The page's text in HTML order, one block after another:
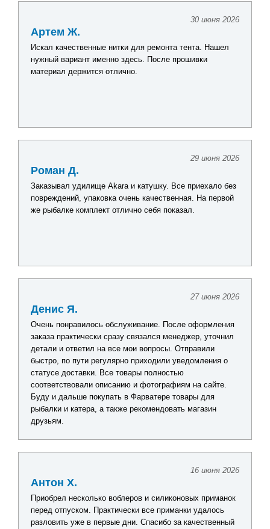
30 июня 2026
Артем Ж.
Искал качественные нитки для ремонта тента. Нашел
нужный вариант именно здесь. После прошивки
материал держится отлично.
29 июня 2026
Роман Д.
Заказывал удилище Akara и катушку. Все приехало без
повреждений, упаковка очень качественная. На первой
же рыбалке комплект отлично себя показал.
27 июня 2026
Денис Я.
Очень понравилось обслуживание. После оформления
заказа практически сразу связался менеджер, уточнил
детали и ответил на все мои вопросы. Отправили
быстро, по пути регулярно приходили уведомления о
статусе доставки. Все товары полностью
соответствовали описанию и фотографиям на сайте.
Буду и дальше покупать в Фарватере товары для
рыбалки и катера, а также рекомендовать магазин
друзьям.
16 июня 2026
Антон Х.
Приобрел несколько воблеров и силиконовых приманок
перед отпуском. Практически все приманки удалось
разловить уже в первые дни. Спасибо за качественный